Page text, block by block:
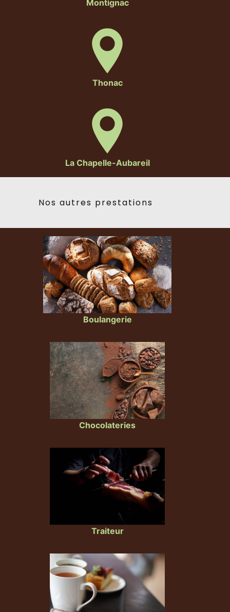
Montignac
Thonac
La Chapelle-Aubareil
Nos autres prestations
Boulangerie
Chocolateries
Traiteur